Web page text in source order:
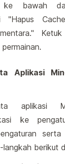
ke bawah
"Hapus
Aplikasi
aplikasi
ke
berikut